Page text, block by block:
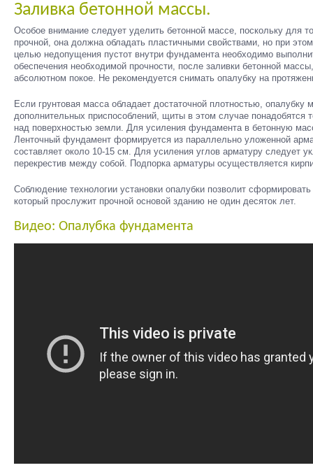
Заливка бетонной массы.
Особое внимание следует уделить бетонной массе, поскольку для
прочной, она должна обладать пластичными свойствами, но при
целью недопущения пустот внутри фундамента необходимо
обеспечения необходимой прочности, после заливки бетонной
абсолютном покое. Не рекомендуется снимать опалубку на
Если грунтовая масса обладает достаточной плотностью, опалубку
дополнительных приспособлений, щиты в этом случае
над поверхностью земли. Для усиления фундамента в бетонную
Ленточный фундамент формируется из параллельно уложенной
составляет около 10-15 см. Для усиления углов арматуру следует
перекрестив между собой. Подпорка арматуры осуществляется
Соблюдение технологии установки опалубки позволит
который прослужит прочной основой зданию не один десяток лет.
Видео: Опалубка фундамента